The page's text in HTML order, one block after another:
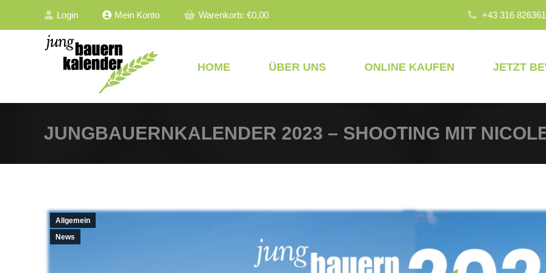
Login Mein Konto Warenkorb: €0,00 +43 316 826361
HOME ÜBER UNS ONLINE KAUFEN JETZT
JUNGBAUERNKALENDER 2023 – SHOOTING MIT
Allgemein
News